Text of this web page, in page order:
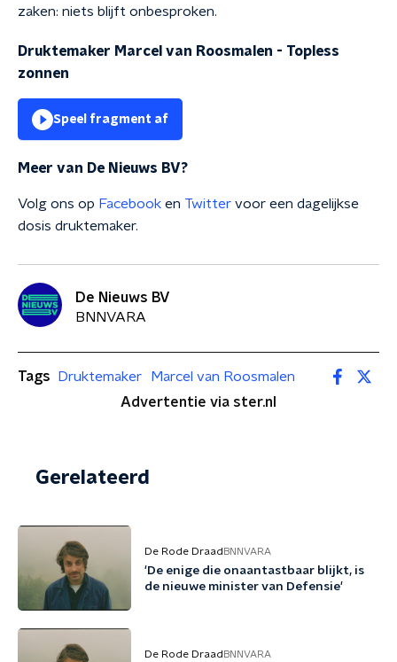
zaken: niets blijft onbesproken.
Druktemaker Marcel van Roosmalen - Topless
zonnen
Speel fragment af
Meer van De Nieuws BV?
Volg ons op Facebook en Twitter voor een dagelijkse
dosis druktemaker.
De Nieuws BV
BNNVARA
Tags Druktemaker
Marcel van Roosmalen
Advertentie via ster.nl
Gerelateerd
De Rode Draad BNNVARA
'De enige die onaantastbaar blijkt, is
de nieuwe minister van Defensie'
De Rode Draad BNNVARA